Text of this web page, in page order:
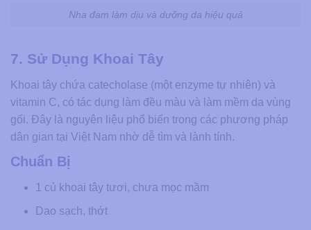
Nha đam làm dịu và dưỡng da hiệu quả
7. Sử Dụng Khoai Tây
Khoai tây chứa catecholase (một enzyme tự nhiên) và
vitamin C, có tác dụng làm đều màu và làm mềm da vùng
gối. Đây là nguyên liệu phổ biến trong các phương pháp
dân gian tại Việt Nam nhờ dễ tìm và lành tính.
Chuẩn Bị
1 củ khoai tây tươi, chưa mọc mầm
Dao sạch, thớt